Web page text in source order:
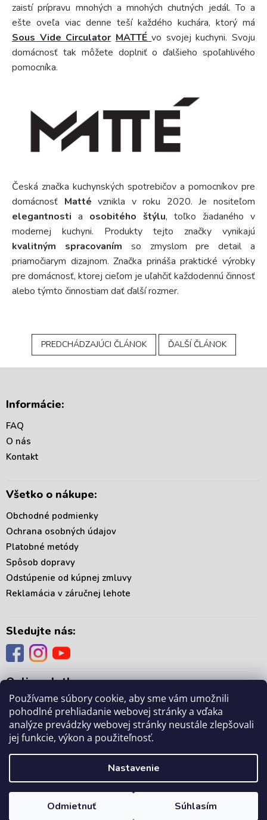
Používame súbory cookie, aby sme vám umožnili
pohodlné prehliadanie webovej stránky a vďaka
analýze prevádzky webovej stránky neustále zlepšovali
jej funkcie, výkon a použiteľnosť.
Nastavenie
Odmietnuť Súhlasím
zaistí prípravu mnohých a mnohých chutných jedál. To a
ešte oveľa viac denne teší každého kuchára, ktorý má
Sous Vide Circulator MATTÉvo svojej kuchyni. Svoju
domácnosť tak môžete doplniť o ďalšieho spoľahlivého
pomocníka.
Česká značka kuchynských spotrebičov a pomocníkov pre
domácnosť Matté vznikla v roku 2020. Je nositeľom
elegantnosti a osobitého štýlu, toľko žiadaného v
modernej kuchyni. Produkty tejto značky vynikajú
kvalitným spracovaním so zmyslom pre detail a
priamočiarym dizajnom. Značka prináša praktické výrobky
pre domácnosť, ktorej cieľom je uľahčiť každodennú činnosť
alebo týmto činnostiam dať ďalší rozmer.
PREDCHÁDZAJÚCI ČLÁNOK ĎALŠÍ ČLÁNOK
Informácie:
FAQ
O nás
Kontakt
Všetko o nákupe:
Obchodné podmienky
Ochrana osobných údajov
Platobné metódy
Spôsob dopravy
Odstúpenie od kúpnej zmluvy
Reklamácia v záručnej lehote
Sledujte nás:
Online platby:
mámedoma.sk . Všetky práva vyhradené.
cookies